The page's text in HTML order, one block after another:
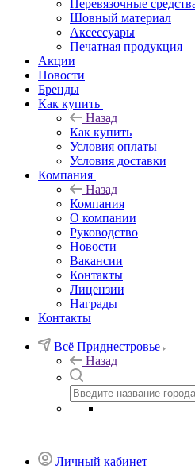
Перевязочные
Шовный материал
Аксессуары
Печатная продукция
Акции
Новости
Бренды
Как купить
Назад
Как купить
Условия оплаты
Условия доставки
Компания
Назад
Компания
О компании
Руководство
Новости
Вакансии
Контакты
Лицензии
Награды
Контакты
Всё Приднестровье
Назад
Личный кабинет